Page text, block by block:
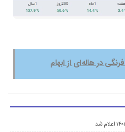
در هاله‌ای از ابهام